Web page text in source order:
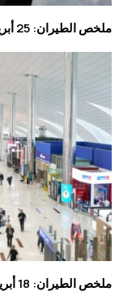
ملخص الطيران: 25 أبريل
ملخص الطيران: 18 أبريل